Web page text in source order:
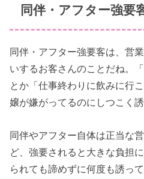
同伴・アフター強要
同伴・アフター強要客は、営
いするお客さんのことだね。
とか「仕事終わりに飲みに行
嬢が嫌がってるのにしつこく誘
同伴やアフター自体は正当な
ど、強要されると大きな負担
られても諦めずに何度も誘っ